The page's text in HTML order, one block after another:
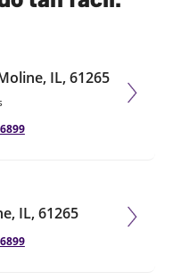
IL, 61265
IL, 61265